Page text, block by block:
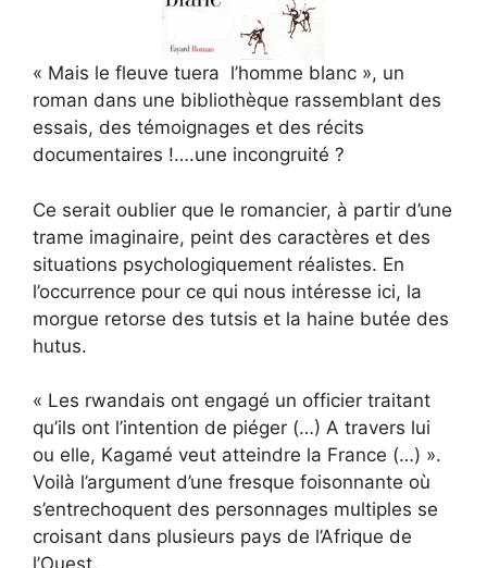
« Mais le fleuve tuera l’homme blanc », un
roman dans une bibliothèque rassemblant des
essais, des témoignages et des récits
documentaires !….une incongruité ?
Ce serait oublier que le romancier, à partir d’une
trame imaginaire, peint des caractères et des
situations psychologiquement réalistes. En
l’occurrence pour ce qui nous intéresse ici, la
morgue retorse des tutsis et la haine butée des
hutus.
« Les rwandais ont engagé un officier traitant
qu’ils ont l’intention de piéger (…) A travers lui
ou elle, Kagamé veut atteindre la France (…) ».
Voilà l’argument d’une fresque foisonnante où
s’entrechoquent des personnages multiples se
croisant dans plusieurs pays de l’Afrique de
l’Ouest.